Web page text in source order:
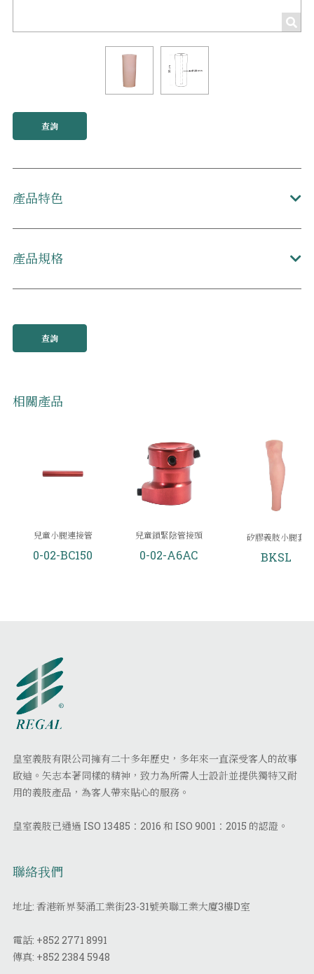
查詢
產品特色
產品規格
查詢
相關產品
兒童小腿連接管
0-02-BC150
兒童鎖緊陰管接頭
0-02-A6AC
矽膠義肢小腿套
BKSL
皇室義肢有限公司擁有二十多年歷史，多年來一直深受客人的故事
啟迪。矢志本著同樣的精神，致力為所需人士設計並提供獨特又耐
用的義肢產品，為客人帶來貼心的服務。
皇室義肢已通過 ISO 13485：2016 和 ISO 9001：2015 的認證。
聯絡我們
地址: 香港新界葵涌工業街23-31號美聯工業大廈3樓D室
電話: +852 2771 8991
傳真: +852 2384 5948